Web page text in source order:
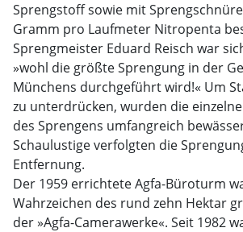
Sprengstoff sowie mit
Gramm pro Laufmeter Nitropenta
Sprengmeister Eduard Reisch war
»wohl die größte Sprengung in der
Münchens durchgeführt wird!« Um
zu unterdrücken, wurden die
des Sprengens umfangreich
Schaulustige verfolgten die
Entfernung.
Der 1959 errichtete Agfa-Büroturm
Wahrzeichen des rund zehn Hektar
der »Agfa-Camerawerke«. Seit 1982